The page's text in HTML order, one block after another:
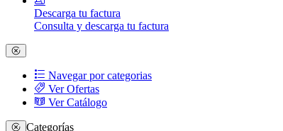
Descarga tu factura
Consulta y descarga tu factura
Navegar por categorias
Ver Ofertas
Ver Catálogo
Categorías